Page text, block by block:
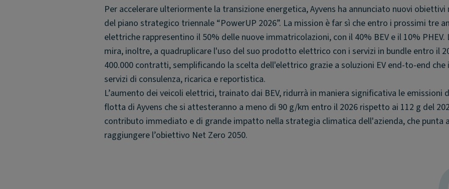
Per accelerare ulteriormente la transizione energetica, Ayvens ha annunciato nuovi
del piano strategico triennale “PowerUP 2026”. La mission è far sì che entro i prossimi tre
elettriche rappresentino il 50% delle nuove immatricolazioni, con il 40% BEV e il 10% PHEV.
mira, inoltre, a quadruplicare l'uso del suo prodotto elettrico con i servizi in bundle entro il
400.000 contratti, semplificando la scelta dell'elettrico grazie a soluzioni EV end-to-end che
servizi di consulenza, ricarica e reportistica.
L’aumento dei veicoli elettrici, trainato dai BEV, ridurrà in maniera significativa le emissioni
flotta di Ayvens che si attesteranno a meno di 90 g/km entro il 2026 rispetto ai 112 g del
contributo immediato e di grande impatto nella strategia climatica dell'azienda, che punta a
raggiungere l’obiettivo Net Zero 2050.